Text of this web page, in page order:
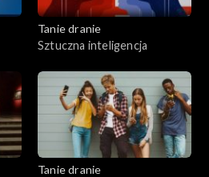
Tanie dranie
Sztuczna inteligencja
Tanie dranie